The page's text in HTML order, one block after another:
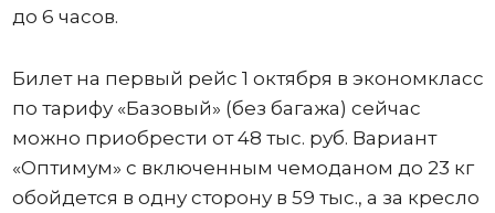
до 6 часов.
Билет на первый рейс 1 октября в экономкласс
по тарифу «Базовый» (без багажа) сейчас
можно приобрести от 48 тыс. руб. Вариант
«Оптимум» с включенным чемоданом до 23 кг
обойдется в одну сторону в 59 тыс., а за кресло